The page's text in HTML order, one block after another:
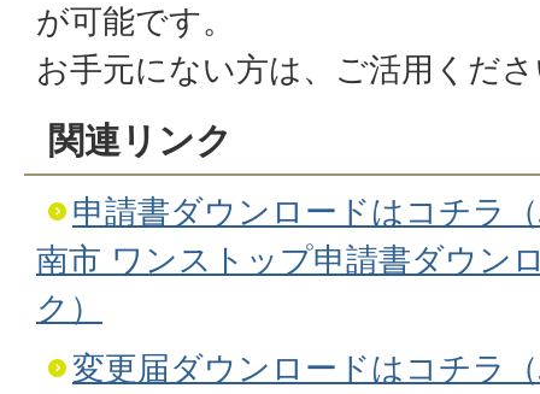
が可能です。
お手元にない方は、ご活用くだ
関連リンク
申請書ダウンロードはコチラ
南市 ワンストップ申請書ダウン
ク）
変更届ダウンロードはコチラ